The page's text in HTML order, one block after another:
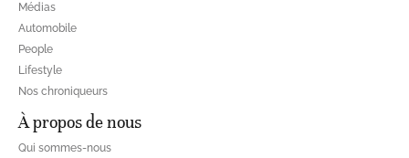
Médias
Automobile
People
Lifestyle
Nos chroniqueurs
À propos de nous
Qui sommes-nous